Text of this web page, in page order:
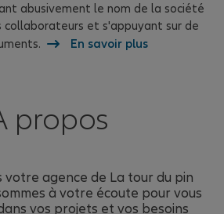
abusivement le nom de la société
collaborateurs et s'appuyant sur de
En savoir plus
propos
votre agence de La tour du pin
à votre écoute pour vous
vos projets et vos besoins